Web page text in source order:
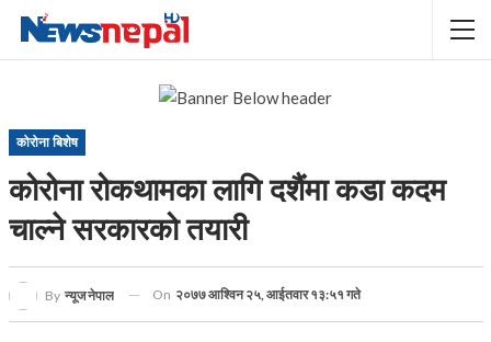
कोरोना बिशेष
कोरोना रोकथामका लागि दशैंमा कडा कदम
चाल्ने सरकारको तयारी
By न्यूज नेपाल On २०७७ आश्विन २५, आईतवार १३:५१ गते